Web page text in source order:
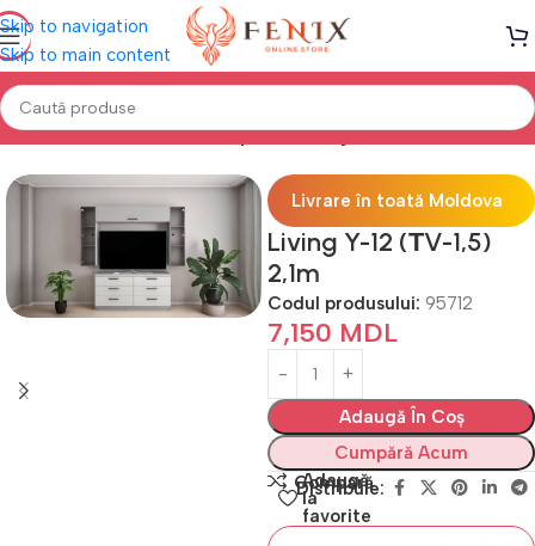
Skip to navigation
Skip to main content
(18мм PAL) Mobilier perete living serie =Y= "MODERN"
Livrare în toată Moldova
Living Y-12 (ТV-1,5)
2,1m
Codul produsului: 95712
7,150 MDL
Adaugă În Coș
Cumpără Acum
Compară
Adaugă
la
favorite
Distribuie: